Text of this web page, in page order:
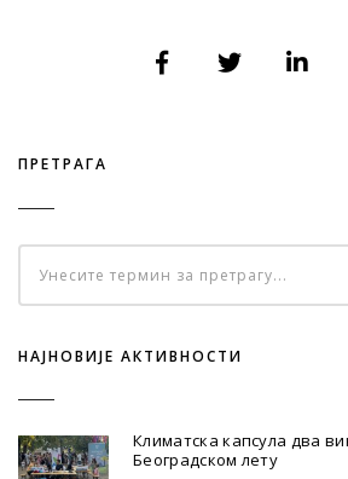
ПРЕТРАГА
НАЈНОВИЈЕ АКТИВНОСТИ
Климатска капсула два
Београдском лету